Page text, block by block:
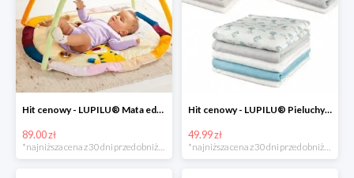
Hit cenowy - LUPILU® Mata edukacyjna dla niemowląt, 1 sztuka
89.00 zł
*najniższa cena z 30 dni przed obniżką
Hit cenowy - LUPILU® Pieluchy tetrowe 80x80 cm, z biobawełny, 5 sztuk
49.99 zł
*najniższa cena z 30 dni przed obniżką